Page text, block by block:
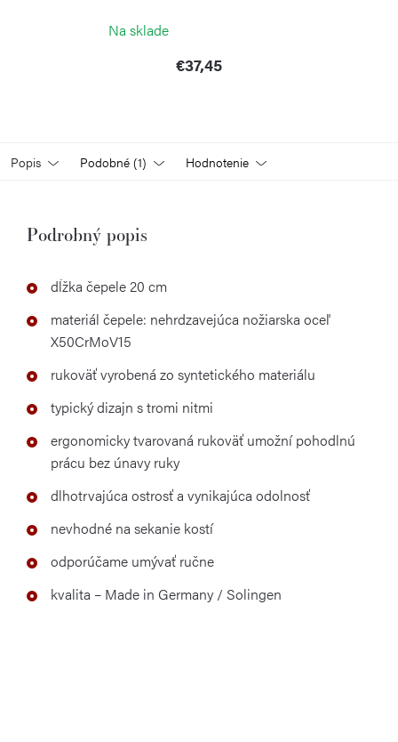
Na sklade
€37,45
Popis Podobné (1) Hodnotenie
Podrobný popis
dĺžka čepele 20 cm
materiál čepele: nehrdzavejúca nožiarska oceľ
X50CrMoV15
rukoväť vyrobená zo syntetického materiálu
typický dizajn s tromi nitmi
ergonomicky tvarovaná rukoväť umožní pohodlnú
prácu bez únavy ruky
dlhotrvajúca ostrosť a vynikajúca odolnosť
nevhodné na sekanie kostí
odporúčame umývať ručne
kvalita – Made in Germany / Solingen